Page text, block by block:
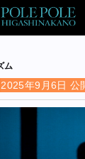
ム
2025年9月6日 公